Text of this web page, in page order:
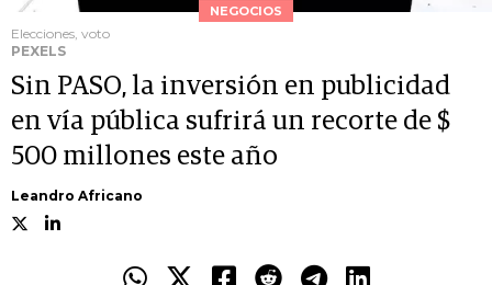
NEGOCIOS
Elecciones, voto
PEXELS
Sin PASO, la inversión en publicidad
en vía pública sufrirá un recorte de $
500 millones este año
Leandro Africano